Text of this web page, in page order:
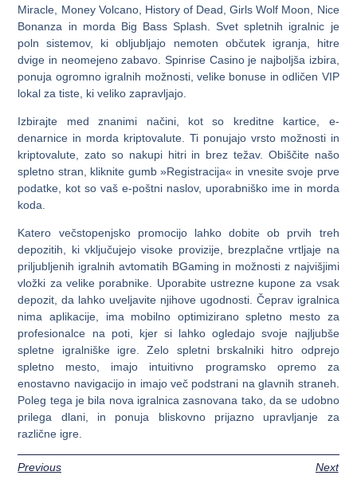
Miracle, Money Volcano, History of Dead, Girls Wolf Moon, Nice
Bonanza in morda Big Bass Splash. Svet spletnih igralnic je
poln sistemov, ki obljubljajo nemoten občutek igranja, hitre
dvige in neomejeno zabavo. Spinrise Casino je najboljša izbira,
ponuja ogromno igralnih možnosti, velike bonuse in odličen VIP
lokal za tiste, ki veliko zapravljajo.
Izbirajte med znanimi načini, kot so kreditne kartice, e-
denarnice in morda kriptovalute. Ti ponujajo vrsto možnosti in
kriptovalute, zato so nakupi hitri in brez težav. Obiščite našo
spletno stran, kliknite gumb »Registracija« in vnesite svoje prve
podatke, kot so vaš e-poštni naslov, uporabniško ime in morda
koda.
Katero večstopenjsko promocijo lahko dobite ob prvih treh
depozitih, ki vključujejo visoke provizije, brezplačne vrtljaje na
priljubljenih igralnih avtomatih BGaming in možnosti z najvišjimi
vložki za velike porabnike. Uporabite ustrezne kupone za vsak
depozit, da lahko uveljavite njihove ugodnosti. Čeprav igralnica
nima aplikacije, ima mobilno optimizirano spletno mesto za
profesionalce na poti, kjer si lahko ogledajo svoje najljubše
spletne igralniške igre. Zelo spletni brskalniki hitro odprejo
spletno mesto, imajo intuitivno programsko opremo za
enostavno navigacijo in imajo več podstrani na glavnih straneh.
Poleg tega je bila nova igralnica zasnovana tako, da se udobno
prilega dlani, in ponuja bliskovno prijazno upravljanje za
različne igre.
Previous Next